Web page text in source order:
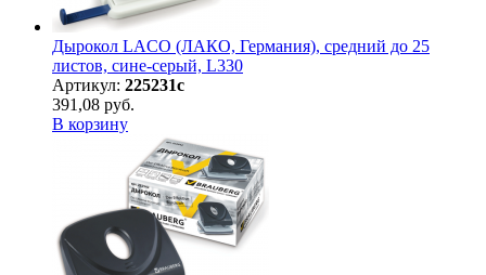
Дырокол LACO (ЛАКО, Германия), средний до 25
листов, сине-серый, L330
Артикул: 225231с
391,08 руб.
В корзину